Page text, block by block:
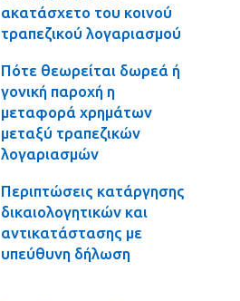
ακατάσχετο του κοινού
τραπεζικού λογαριασμού
Πότε θεωρείται δωρεά ή
γονική παροχή η
μεταφορά χρημάτων
μεταξύ τραπεζικών
λογαριασμών
Περιπτώσεις κατάργησης
δικαιολογητικών και
αντικατάστασης με
υπεύθυνη δήλωση